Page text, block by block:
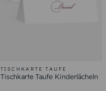
TISCHKARTE TAUFE
Tischkarte Taufe Kinderlächeln